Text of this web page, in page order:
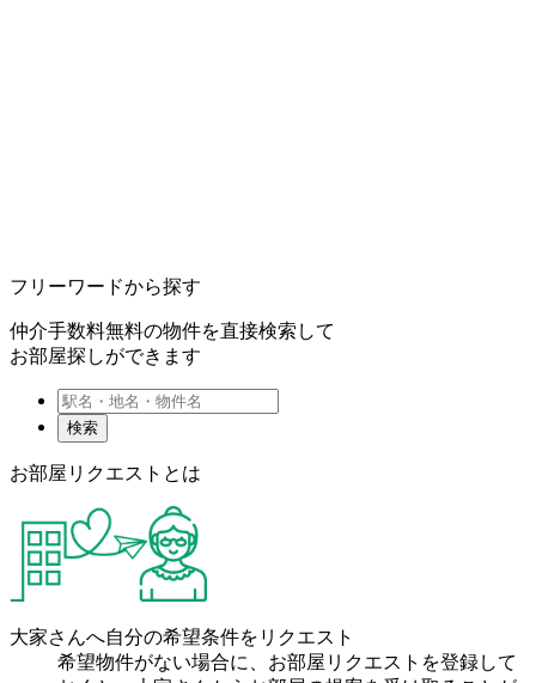
フリーワードから探す
仲介手数料無料の物件を直接検索して
お部屋探しができます
検索
お部屋リクエストとは
大家さんへ自分の希望条件をリクエスト
希望物件がない場合に、お部屋リクエストを登録して